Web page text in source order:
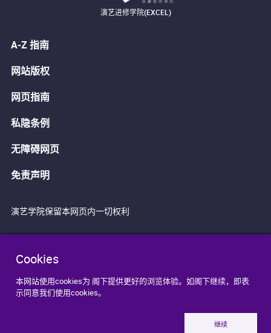
Cookies
本网站使用cookies为 阁下提供更好的浏览体验。如阁下继续，即表
示同意我们使用cookies。
继续
演艺进修学院(EXCEL)
A-Z 指南
网站版权
网页指南
私隐条例
无障碍网页
免责声明
演艺学院保留本网页内一切权利